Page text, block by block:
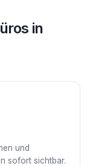
in
und
sofort sichtbar.